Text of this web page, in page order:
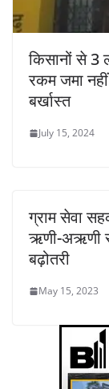
किसानों से
रकम जमा
बर्खास्त
July 15, 2024
ग्राम सेवा
ऋणी-अऋणी
बढ़ोतरी
May 15, 2023